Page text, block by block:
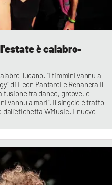
è calabro-
lucano. “I fimmini vannu a
di Leon Pantarei e Renanera Il
fusione tra dance, groove, e
vannu a mari”. Il singolo è tratto
dall’etichetta WMusic. Il nuovo